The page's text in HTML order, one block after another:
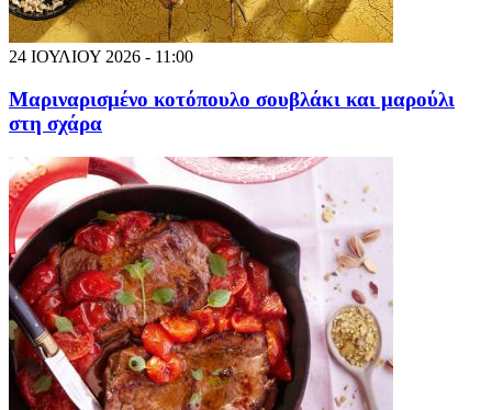
24 ΙΟΥΛΙΟΥ 2026 - 11:00
Μαριναρισμένο κοτόπουλο σουβλάκι και μαρούλι
στη σχάρα